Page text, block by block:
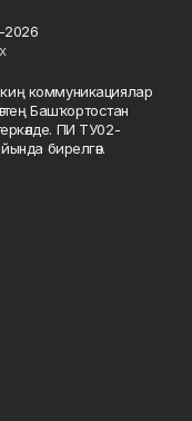
2026
киң коммуникациялар
Башҡортостан
ПИ ТУ02-
бирелгән.